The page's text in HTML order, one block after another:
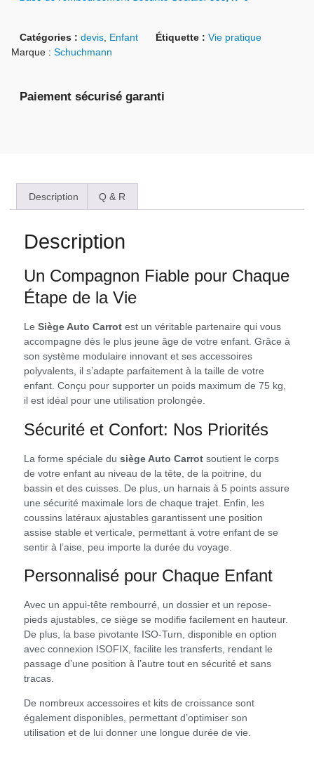
Catégories : devis Enfant Étiquette : Vie pratique
Marque : Schuchmann
Paiement sécurisé garanti
Description Q & R
Description
Un Compagnon Fiable pour Chaque
Étape de la Vie
Le Siège Auto Carrot est un véritable partenaire qui vous
accompagne dès le plus jeune âge de votre enfant. Grâce à
son système modulaire innovant et ses accessoires
polyvalents, il s’adapte parfaitement à la taille de votre
enfant. Conçu pour supporter un poids maximum de 75 kg,
il est idéal pour une utilisation prolongée.
Sécurité et Confort: Nos Priorités
La forme spéciale du siège Auto Carrot soutient le corps
de votre enfant au niveau de la tête, de la poitrine, du
bassin et des cuisses. De plus, un harnais à 5 points assure
une sécurité maximale lors de chaque trajet. Enfin, les
coussins latéraux ajustables garantissent une position
assise stable et verticale, permettant à votre enfant de se
sentir à l’aise, peu importe la durée du voyage.
Personnalisé pour Chaque Enfant
Avec un appui-tête rembourré, un dossier et un repose-
pieds ajustables, ce siège se modifie facilement en hauteur.
De plus, la base pivotante ISO-Turn, disponible en option
avec connexion ISOFIX, facilite les transferts, rendant le
passage d’une position à l’autre tout en sécurité et sans
tracas.
De nombreux accessoires et kits de croissance sont
également disponibles, permettant d’optimiser son
utilisation et de lui donner une longue durée de vie.